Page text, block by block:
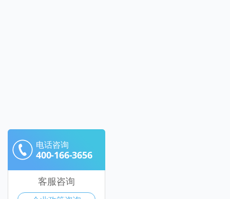
电话咨询
400-166-3656
客服咨询